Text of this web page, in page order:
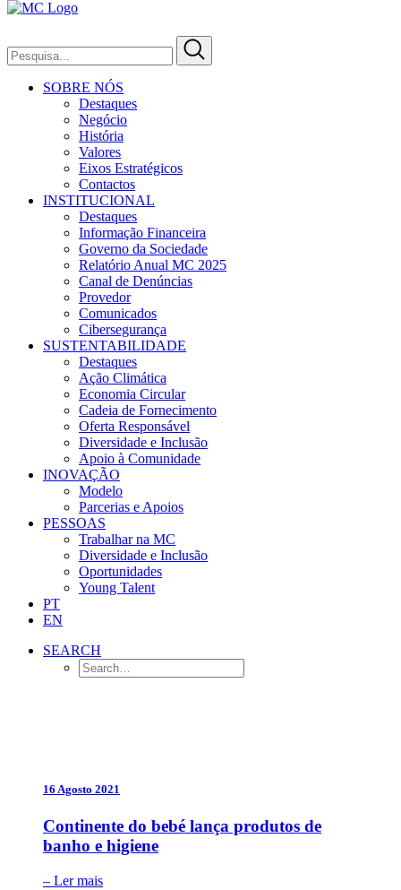
SOBRE NÓS
Destaques
Negócio
História
Valores
Eixos Estratégicos
Contactos
INSTITUCIONAL
Destaques
Informação Financeira
Governo da Sociedade
Relatório Anual MC 2025
Canal de Denúncias
Provedor
Comunicados
Cibersegurança
SUSTENTABILIDADE
Destaques
Ação Climática
Economia Circular
Cadeia de Fornecimento
Oferta Responsável
Diversidade e Inclusão
Apoio à Comunidade
INOVAÇÃO
Modelo
Parcerias e Apoios
PESSOAS
Trabalhar na MC
Diversidade e Inclusão
Oportunidades
Young Talent
PT
EN
SEARCH
16 Agosto 2021
Continente do bebé lança produtos de
banho e higiene
– Ler mais